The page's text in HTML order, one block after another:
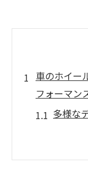
車のホイー
フォーマン
多様な
パフ